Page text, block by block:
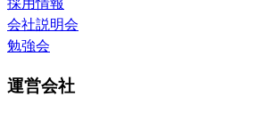
会社説明会
勉強会
運営会社